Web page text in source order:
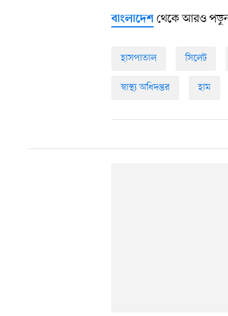
বাংলাদেশ থেকে আরও
হাসপাতাল সিলেট
স্বাস্থ্য অধিদপ্তর হাম